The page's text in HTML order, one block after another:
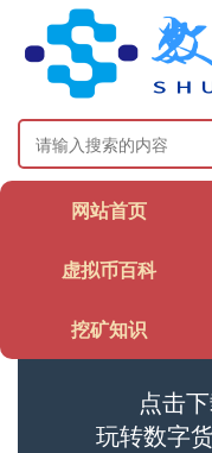
网站首页
虚拟币百科
挖矿知识
点击
玩转数字